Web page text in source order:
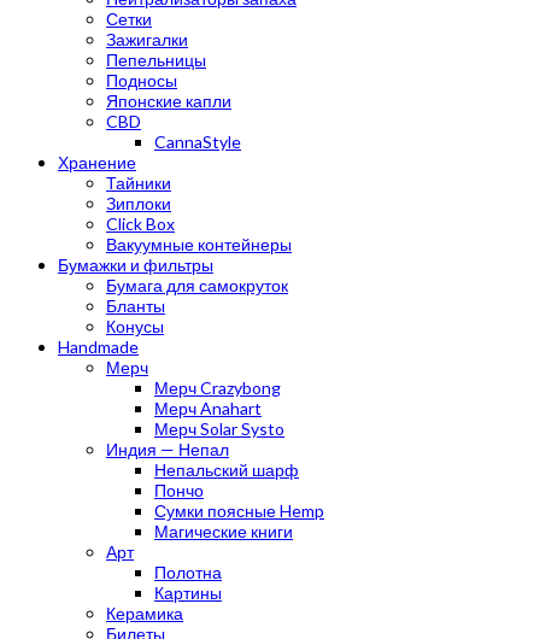
Сетки
Зажигалки
Пепельницы
Подносы
Японские капли
CBD
CannaStyle
Хранение
Тайники
Зиплоки
Click Box
Вакуумные контейнеры
Бумажки и фильтры
Бумага для самокруток
Бланты
Конусы
Handmade
Мерч
Мерч Crazybong
Мерч Anahart
Мерч Solar Systo
Индия — Непал
Непальский шарф
Пончо
Сумки поясные Hemp
Магические книги
Арт
Полотна
Картины
Керамика
Билеты